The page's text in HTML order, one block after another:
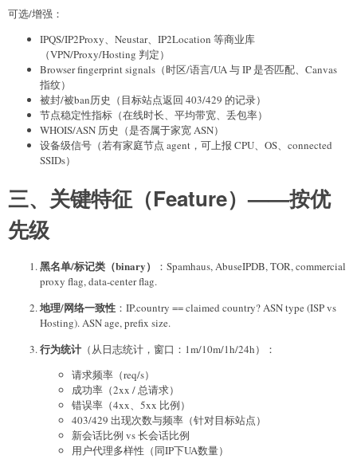
可选/增强：
IPQS/IP2Proxy、Neustar、IP2Location 等商业库
（VPN/Proxy/Hosting 判定）
Browser fingerprint signals（时区/语言/UA 与 IP 是否匹配、Canvas
指纹）
被封/被ban历史（目标站点返回 403/429 的记录）
节点稳定性指标（在线时长、平均带宽、丢包率）
WHOIS/ASN 历史（是否属于家宽 ASN）
设备级信号（若有家庭节点 agent，可上报 CPU、OS、connected
SSIDs）
三、关键特征（Feature）——按优
先级
黑名单/标记类（binary）
：Spamhaus, AbuseIPDB, TOR, commercial
proxy flag, data-center flag.
地理/网络一致性 ：IP.country == claimed country? ASN type (ISP vs
Hosting). ASN age, prefix size.
行为统计（从日志统计，窗口：1m/10m/1h/24h）：
请求频率（req/s）
成功率（2xx / 总请求）
错误率（4xx、5xx 比例）
403/429 出现次数与频率（针对目标站点）
新会话比例 vs 长会话比例
用户代理多样性（同IP下UA数量）